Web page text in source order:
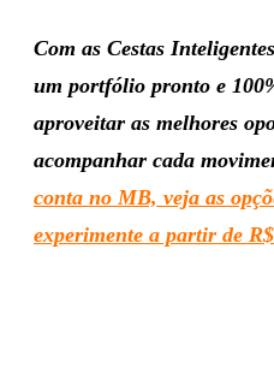
Com as Cestas
um portfólio pronto e
aproveitar as melhores
acompanhar cada
conta no MB, veja as
experimente a partir de